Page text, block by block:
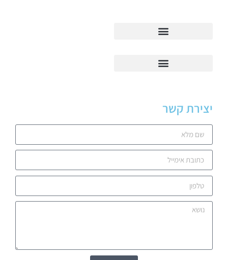
יצירת קשר